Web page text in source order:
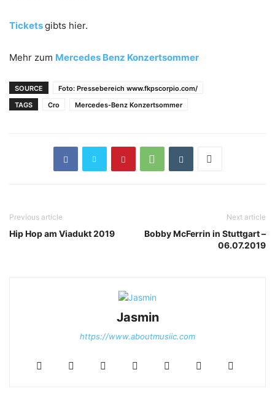
Ticketsgibts hier.
Mehr zum Mercedes Benz Konzertsommer
SOURCE
Foto: Pressebereich www.fkpscorpio.com/
TAGS
Cro Mercedes-Benz Konzertsommer
Previous article
Hip Hop am Viadukt 2019
Next article
Bobby McFerrin in Stuttgart –
06.07.2019
Jasmin
https://www.aboutmusiic.com